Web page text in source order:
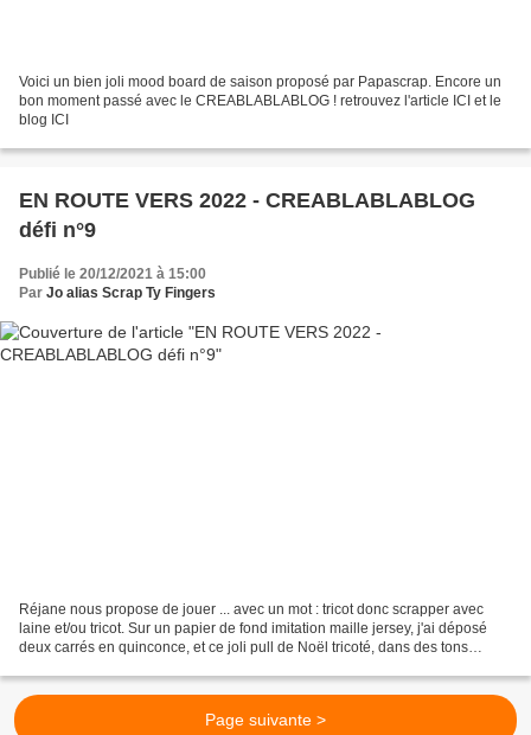
Voici un bien joli mood board de saison proposé par Papascrap. Encore un
bon moment passé avec le CREABLABLABLOG ! retrouvez l'article ICI et le
blog ICI
EN ROUTE VERS 2022 - CREABLABLABLOG
défi n°9
Publié le 20/12/2021 à 15:00
Par Jo alias Scrap Ty Fingers
Réjane nous propose de jouer ... avec un mot : tricot donc scrapper avec
laine et/ou tricot. Sur un papier de fond imitation maille jersey, j'ai déposé
deux carrés en quinconce, et ce joli pull de Noël tricoté, dans des tons
Page suivante >